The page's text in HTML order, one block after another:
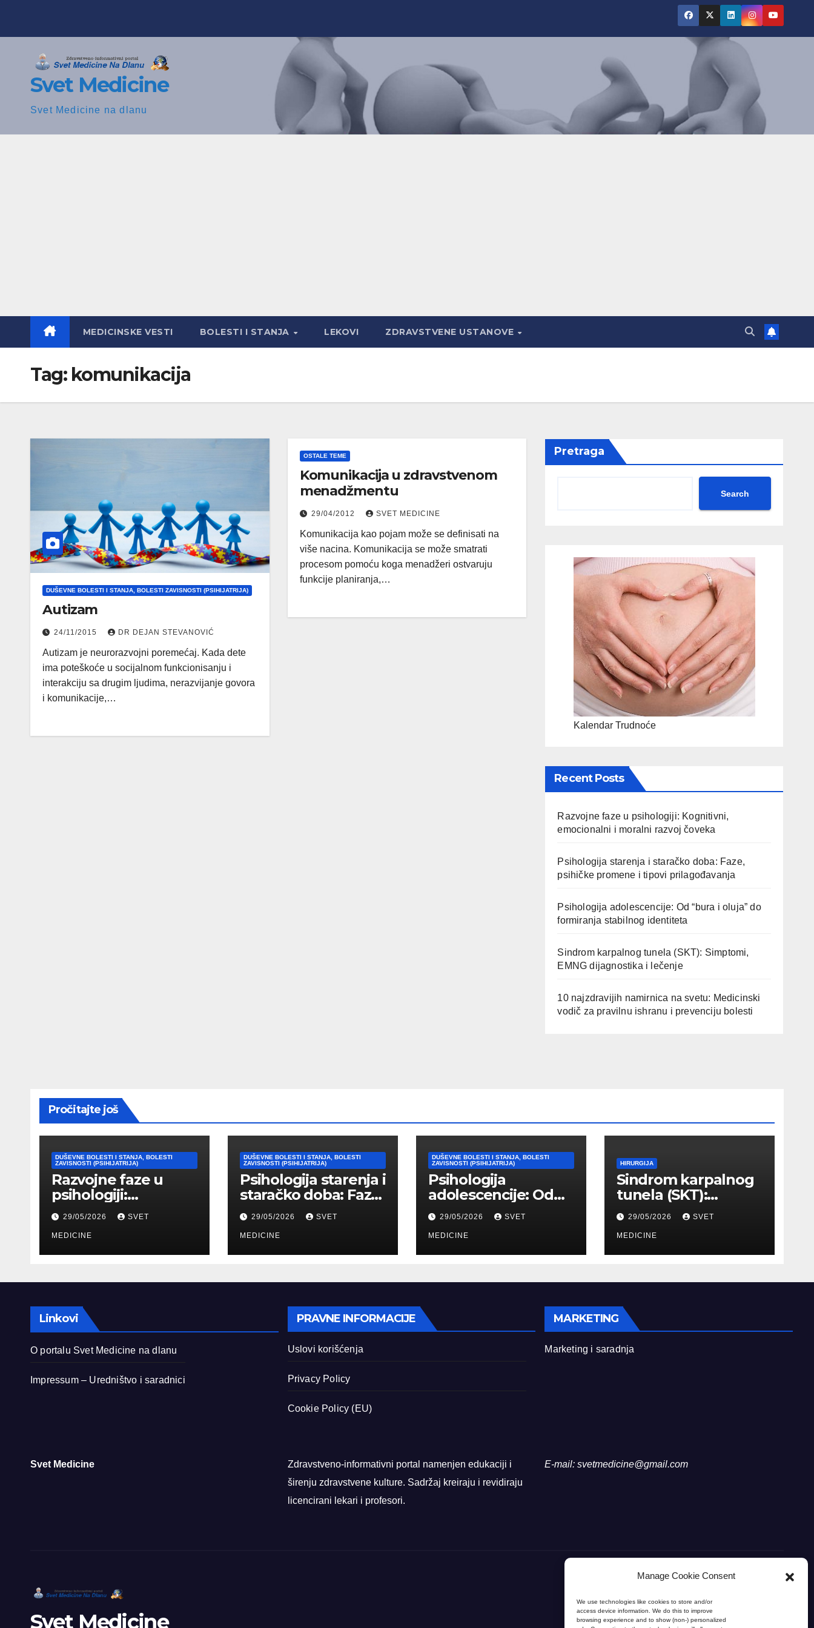
Manage Cookie Consent
We use technologies like cookies to store and/or
access device information. We do this to improve
browsing experience and to show (non-) personalized
Svet Medicine
Svet Medicine na dlanu
MEDICINSKE VESTI BOLESTI I STANJA LEKOVI ZDRAVSTVENE USTANOVE
Tag: komunikacija
DUŠEVNE BOLESTI I STANJA, BOLESTI ZAVISNOSTI (PSIHIJATRIJA)
Autizam
24/11/2015 DR DEJAN STEVANOVIĆ
Autizam je neurorazvojni poremećaj. Kada dete
ima poteškoće u socijalnom funkcionisanju i
interakciju sa drugim ljudima, nerazvijanje govora
i komunikacije,…
OSTALE TEME
Komunikacija u zdravstvenom
menadžmentu
29/04/2012 SVET MEDICINE
Komunikacija kao pojam može se definisati na
više nacina. Komunikacija se može smatrati
procesom pomoću koga menadžeri ostvaruju
funkcije planiranja,…
Pretraga
Search
Kalendar Trudnoće
Recent Posts
Razvojne faze u psihologiji: Kognitivni,
emocionalni i moralni razvoj čoveka
Psihologija starenja i staračko doba: Faze,
psihičke promene i tipovi prilagođavanja
Psihologija adolescencije: Od “bura i oluja” do
formiranja stabilnog identiteta
Sindrom karpalnog tunela (SKT): Simptomi,
EMNG dijagnostika i lečenje
10 najzdravijih namirnica na svetu: Medicinski
vodič za pravilnu ishranu i prevenciju bolesti
Pročitajte još
DUŠEVNE BOLESTI I STANJA, BOLESTI
ZAVISNOSTI (PSIHIJATRIJA)
Razvojne faze u
psihologiji:
Kognitivni,
emocionalni i
moralni razvoj
čoveka
29/05/2026 SVET
MEDICINE
DUŠEVNE BOLESTI I STANJA, BOLESTI
ZAVISNOSTI (PSIHIJATRIJA)
Psihologija starenja i
staračko doba: Faze,
psihičke promene i
tipovi
prilagođavanja
29/05/2026 SVET
MEDICINE
DUŠEVNE BOLESTI I STANJA, BOLESTI
ZAVISNOSTI (PSIHIJATRIJA)
Psihologija
adolescencije: Od
“bura i oluja” do
formiranja stabilnog
identiteta
29/05/2026 SVET
MEDICINE
HIRURGIJA
Sindrom karpalnog
tunela (SKT):
Simptomi, EMNG
dijagnostika i
lečenje
29/05/2026 SVET
MEDICINE
Linkovi
O portalu Svet Medicine na dlanu
Impressum – Uredništvo i saradnici
PRAVNE INFORMACIJE
Uslovi korišćenja
Privacy Policy
Cookie Policy (EU)
MARKETING
Marketing i saradnja
Svet Medicine
Zdravstveno-informativni portal namenjen edukaciji i
širenju zdravstvene kulture. Sadržaj kreiraju i revidiraju
licencirani lekari i profesori.
E-mail: svetmedicine@gmail.com
Svet Medicine